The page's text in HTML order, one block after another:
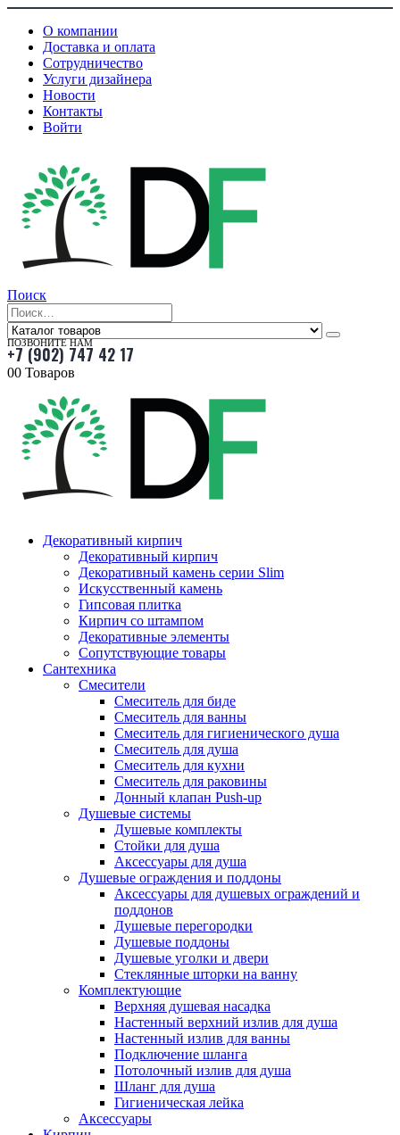
О компании
Доставка и оплата
Сотрудничество
Услуги дизайнера
Новости
Контакты
Войти
Поиск
ПОЗВОНИТЕ НАМ
+7 (902) 747 42 17
00 Товаров
Декоративный кирпич
Декоративный кирпич
Декоративный камень серии Slim
Искусственный камень
Гипсовая плитка
Кирпич со штампом
Декоративные элементы
Сопутствующие товары
Сантехника
Смесители
Смеситель для биде
Смеситель для ванны
Смеситель для гигиенического душа
Смеситель для душа
Смеситель для кухни
Смеситель для раковины
Донный клапан Push-up
Душевые системы
Душевые комплекты
Стойки для душа
Аксессуары для душа
Душевые ограждения и поддоны
Аксессуары для душевых ограждений и
поддонов
Душевые перегородки
Душевые поддоны
Душевые уголки и двери
Стеклянные шторки на ванну
Комплектующие
Верхняя душевая насадка
Настенный верхний излив для душа
Настенный излив для ванны
Подключение шланга
Потолочный излив для душа
Шланг для душа
Гигиеническая лейка
Аксессуары